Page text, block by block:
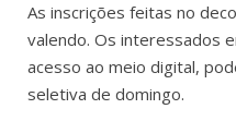
As inscrições feitas no
valendo. Os interessados
acesso ao meio digital,
seletiva de domingo.